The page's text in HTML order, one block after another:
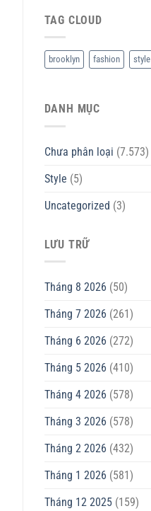
TAG CLOUD
brooklyn fashion style
DANH MỤC
Chưa phân loại (7.573)
Style (5)
Uncategorized (3)
LƯU TRỮ
Tháng 8 2026 (50)
Tháng 7 2026 (261)
Tháng 6 2026 (272)
Tháng 5 2026 (410)
Tháng 4 2026 (578)
Tháng 3 2026 (578)
Tháng 2 2026 (432)
Tháng 1 2026 (581)
Tháng 12 2025(159)